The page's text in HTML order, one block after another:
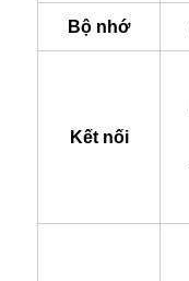
Bộ nhớ
Kết nối